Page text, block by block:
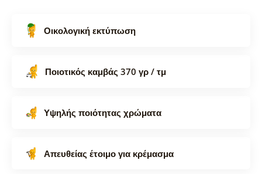
Οικολογική εκτύπωση
Ποιοτικός καμβάς 370 γρ / τμ
Υψηλής ποιότητας χρώματα
Απευθείας έτοιμο για κρέμασμα